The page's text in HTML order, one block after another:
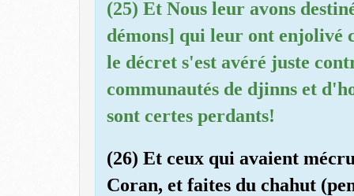
(25) Et Nous leur avons
démons] qui leur ont enjolivé
le décret s'est avéré juste
communautés de djinns et
sont certes perdants!
(26) Et ceux qui avaient
Coran, et faites du chahut